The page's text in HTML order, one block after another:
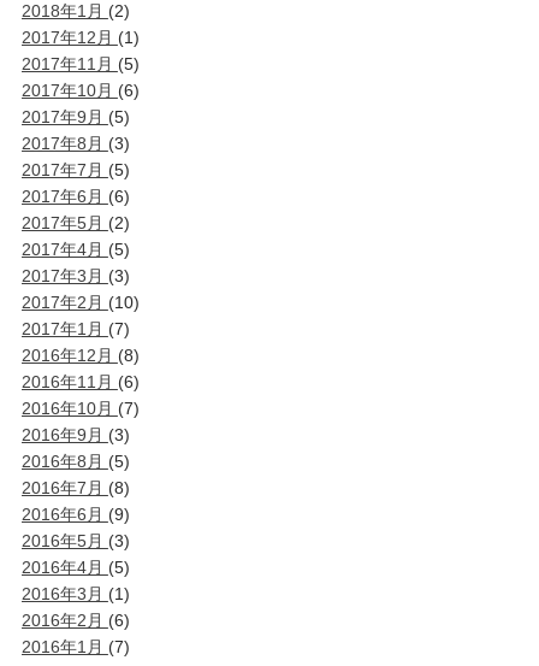
2018年1月 (2)
2017年12月 (1)
2017年11月 (5)
2017年10月 (6)
2017年9月 (5)
2017年8月 (3)
2017年7月 (5)
2017年6月 (6)
2017年5月 (2)
2017年4月 (5)
2017年3月 (3)
2017年2月 (10)
2017年1月 (7)
2016年12月 (8)
2016年11月 (6)
2016年10月 (7)
2016年9月 (3)
2016年8月 (5)
2016年7月 (8)
2016年6月 (9)
2016年5月 (3)
2016年4月 (5)
2016年3月 (1)
2016年2月 (6)
2016年1月 (7)